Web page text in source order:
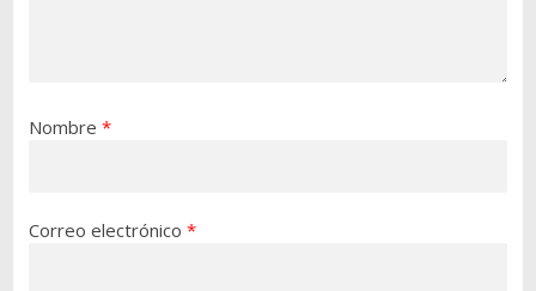
Nombre *
Correo electrónico *